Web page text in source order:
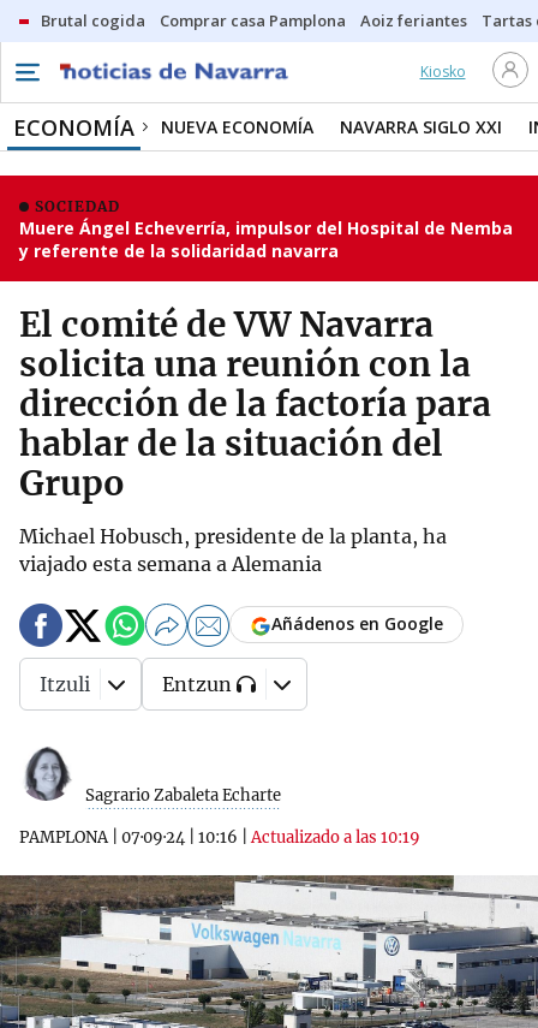
Brutal cogida Comprar casa Pamplona Aoiz feriantes Tartas
Kiosko
ECONOMÍA NUEVA ECONOMÍA NAVARRA SIGLO XXI
SOCIEDAD
Muere Ángel Echeverría, impulsor del Hospital de Nemba
y referente de la solidaridad navarra
El comité de VW Navarra
solicita una reunión con la
dirección de la factoría para
hablar de la situación del
Grupo
Michael Hobusch, presidente de la planta, ha
viajado esta semana a Alemania
Sagrario Zabaleta Echarte
PAMPLONA| 07·09·24 10:16 |Actualizado a las 10:19
Añádenos en Google
Itzuli Entzun